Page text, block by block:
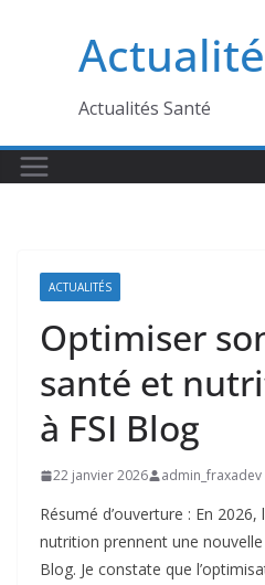
Actualités Santé
ACTUALITÉS
Optimiser
santé et
à FSI Blog
22 janvier 2026 admin_fraxadev
Résumé d’ouverture : En
nutrition prennent une
Blog. Je constate que